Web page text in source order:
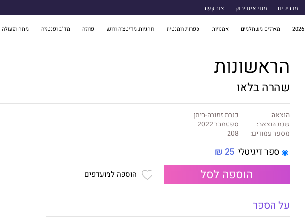
מדריכים מנוי אינדיבוק צור קשר
מארזים משתלמים אמנויות ספרות רומנטית רוחניות, מדיטציה ורוגע פרוזה מד"ב ופנטזיה מתח ופעולה
הראשונות
שהרה בלאו
הוצאה:
כנרת זמורה-ביתן
שנת הוצאה:
ספטמבר 2022
מספר עמודים:
208
ספר דיגיטלי 25 ₪
הוספה לסל הוספה למועדפים
על הספר